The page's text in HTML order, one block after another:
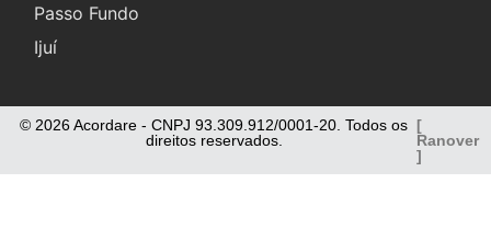
Passo Fundo
Ijuí
© 2026 Acordare - CNPJ 93.309.912/0001-20. Todos os
direitos reservados.
[
Ranover
]